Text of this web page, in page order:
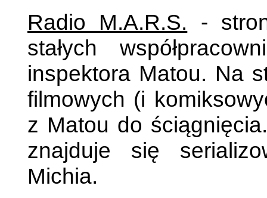
Radio M.A.R.S.
-
stałych
inspektora Matou. Na
filmowych (i
z Matou do
znajduje się
Michia.